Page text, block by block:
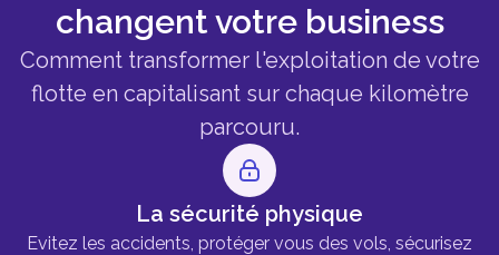
changent votre business
Comment transformer l'exploitation de votre
flotte en capitalisant sur chaque kilomètre
parcouru.
La sécurité physique
Evitez les accidents, protéger vous des vols, sécurisez